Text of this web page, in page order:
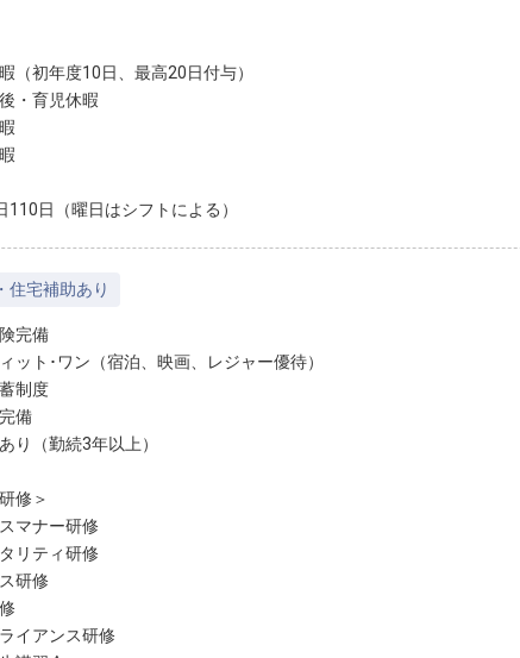
（初年度10日、最高20日付与）
・育児休暇
110日（曜日はシフトによる）
住宅補助あり
完備
ット･ワン（宿泊、映画、レジャー優待）
制度
備
り（勤続3年以上）
修＞
マナー研修
リティ研修
研修
イアンス研修